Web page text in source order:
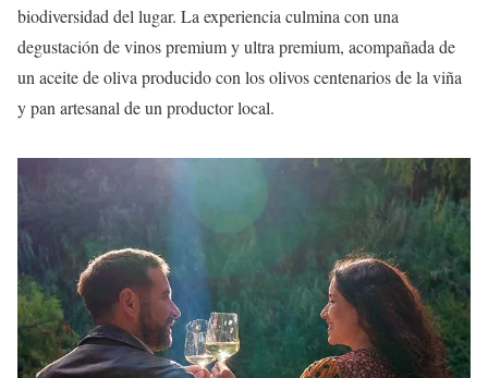
biodiversidad del lugar. La experiencia culmina con una
degustación de vinos premium y ultra premium, acompañada de
un aceite de oliva producido con los olivos centenarios de la viña
y pan artesanal de un productor local.